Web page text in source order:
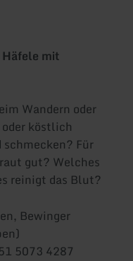
mit
Wandern oder
köstlich
schmecken? Für
gut? Welches
reinigt das Blut?
Bewinger
5073 4287